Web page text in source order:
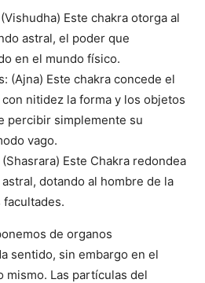
Este chakra otorga al
astral, el poder que
en el mundo físico.
(Ajna) Este chakra concede el
nitidez la forma y los objetos
percibir simplemente su
vago.
Este Chakra redondea
dotando al hombre de la
de organos
sentido, sin embargo en el
mismo. Las partículas del